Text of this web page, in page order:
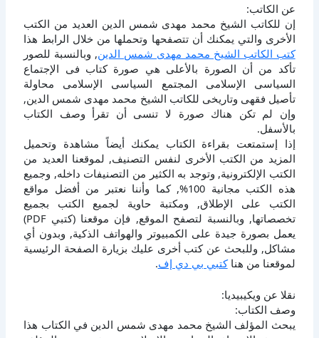
عن الكاتب:
إن للكاتب الشيخ محمد مهدى شمس الدين العديد من الكتب
الأخرى والتي يمكنك أن تتصفحها وتحملها من خلال الرابط هذا
كتب الكاتب الشيخ محمد مهدى شمس الدين, وبالنسبة للصور
تأكد من أن الصورة بالأعلى هي صورة كتاب فى الإجتماع
السياسى الإسلامى المجتمع السياسى الإسلامى محاولة
تأصيل فقهى وتاريخى للكاتب الشيخ محمد مهدى شمس الدين,
وإن لم تكن هناك صورة لا تنسى أن تقرأ وصف الكتاب
بالأسفل.
إذا إستمتعت بقراءة الكتاب يمكنك أيضاً مشاهدة وتحميل
المزيد من الكتب الأخرى لنفس التصنيف, لموقعنا العديد من
الكتب الإلكترونية, وتوجد به الكثير من التصنيفات داخله, وجميع
هذه الكتب مجانية 100%, كما وأننا نعتبر من أفضل مواقع
الكتب على الإطلاق, ومكتبة حاوية لجميع الكتب بجميع
تخصصاتها, وبالنسبة لتصفح الموقع, فإن موقعنا (كتبي PDF)
يعمل بصورة جيدة على الكمبيوتر والهواتف الذكية, وبدون أي
مشاكل, وللبحث عن كتب أخرى عليك بزيارة الصفحة الرئيسية
لموقعنا من هناكتبي بي دي إف.
نقلا عن ويكيبيديا:
وصف الكتاب:
يبحث المؤلف الشيخ محمد مهدى شمس الدين في الكتاب هذا